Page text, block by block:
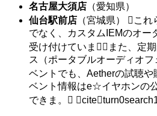
名古屋大須店 （愛知県）
仙台駅前店 （宮城県） こ
でなく、カスタムIEMのオー
受け付けていままた、定
ス（ポータブルオーディオ
ベントでも、Aetherの試聴
ベント情報はe☆イヤホンの
できま。